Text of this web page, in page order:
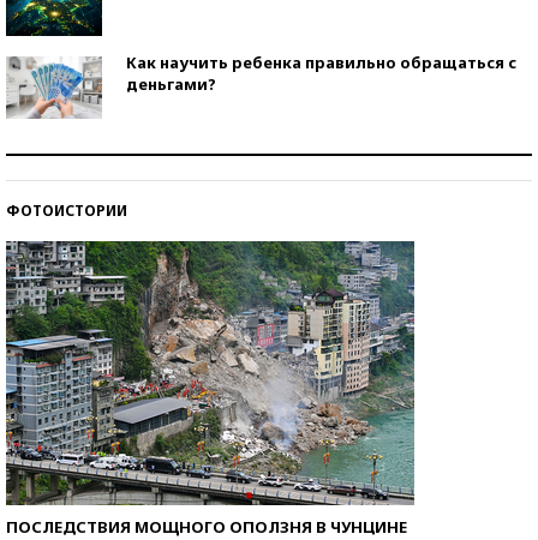
Как научить ребенка правильно обращаться с
деньгами?
ФОТОИСТОРИИ
ПОСЛЕДСТВИЯ МОЩНОГО ОПОЛЗНЯ В ЧУНЦИНЕ